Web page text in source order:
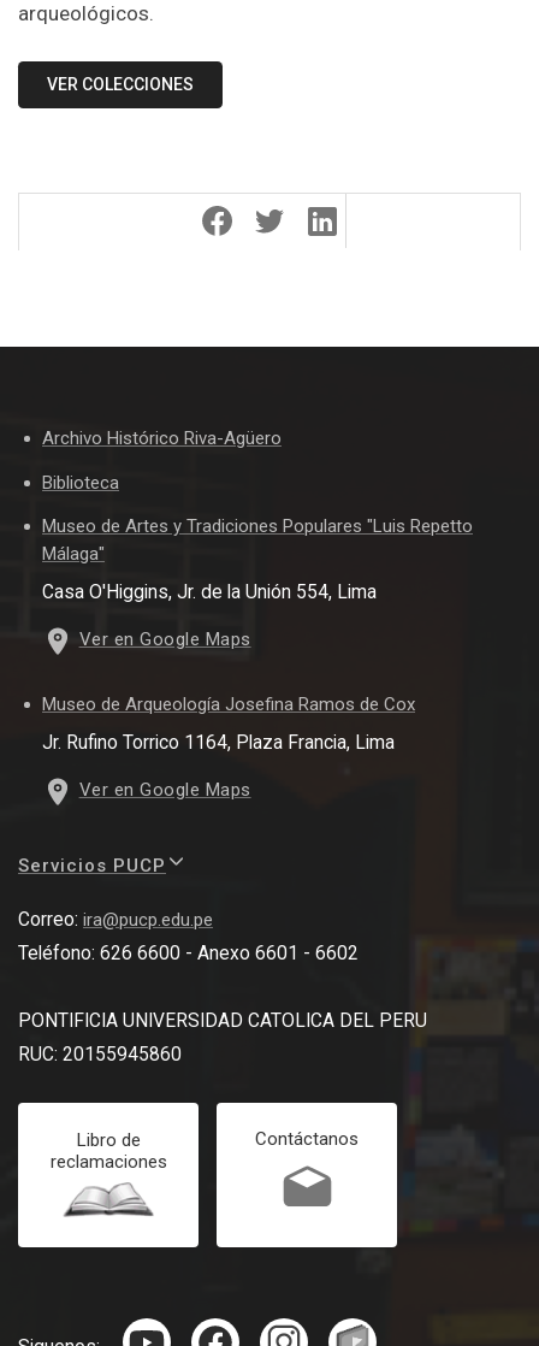
arqueológicos.
VER COLECCIONES
Archivo Histórico Riva-Agüero
Biblioteca
Museo de Artes y Tradiciones Populares "Luis Repetto
Málaga"
Casa O'Higgins, Jr. de la Unión 554, Lima
Ver en Google Maps
Museo de Arqueología Josefina Ramos de Cox
Jr. Rufino Torrico 1164, Plaza Francia, Lima
Ver en Google Maps
Servicios PUCP
Correo: ira@pucp.edu.pe
Teléfono: 626 6600 - Anexo 6601 - 6602
PONTIFICIA UNIVERSIDAD CATOLICA DEL PERU
RUC: 20155945860
Libro de
reclamaciones
Contáctanos